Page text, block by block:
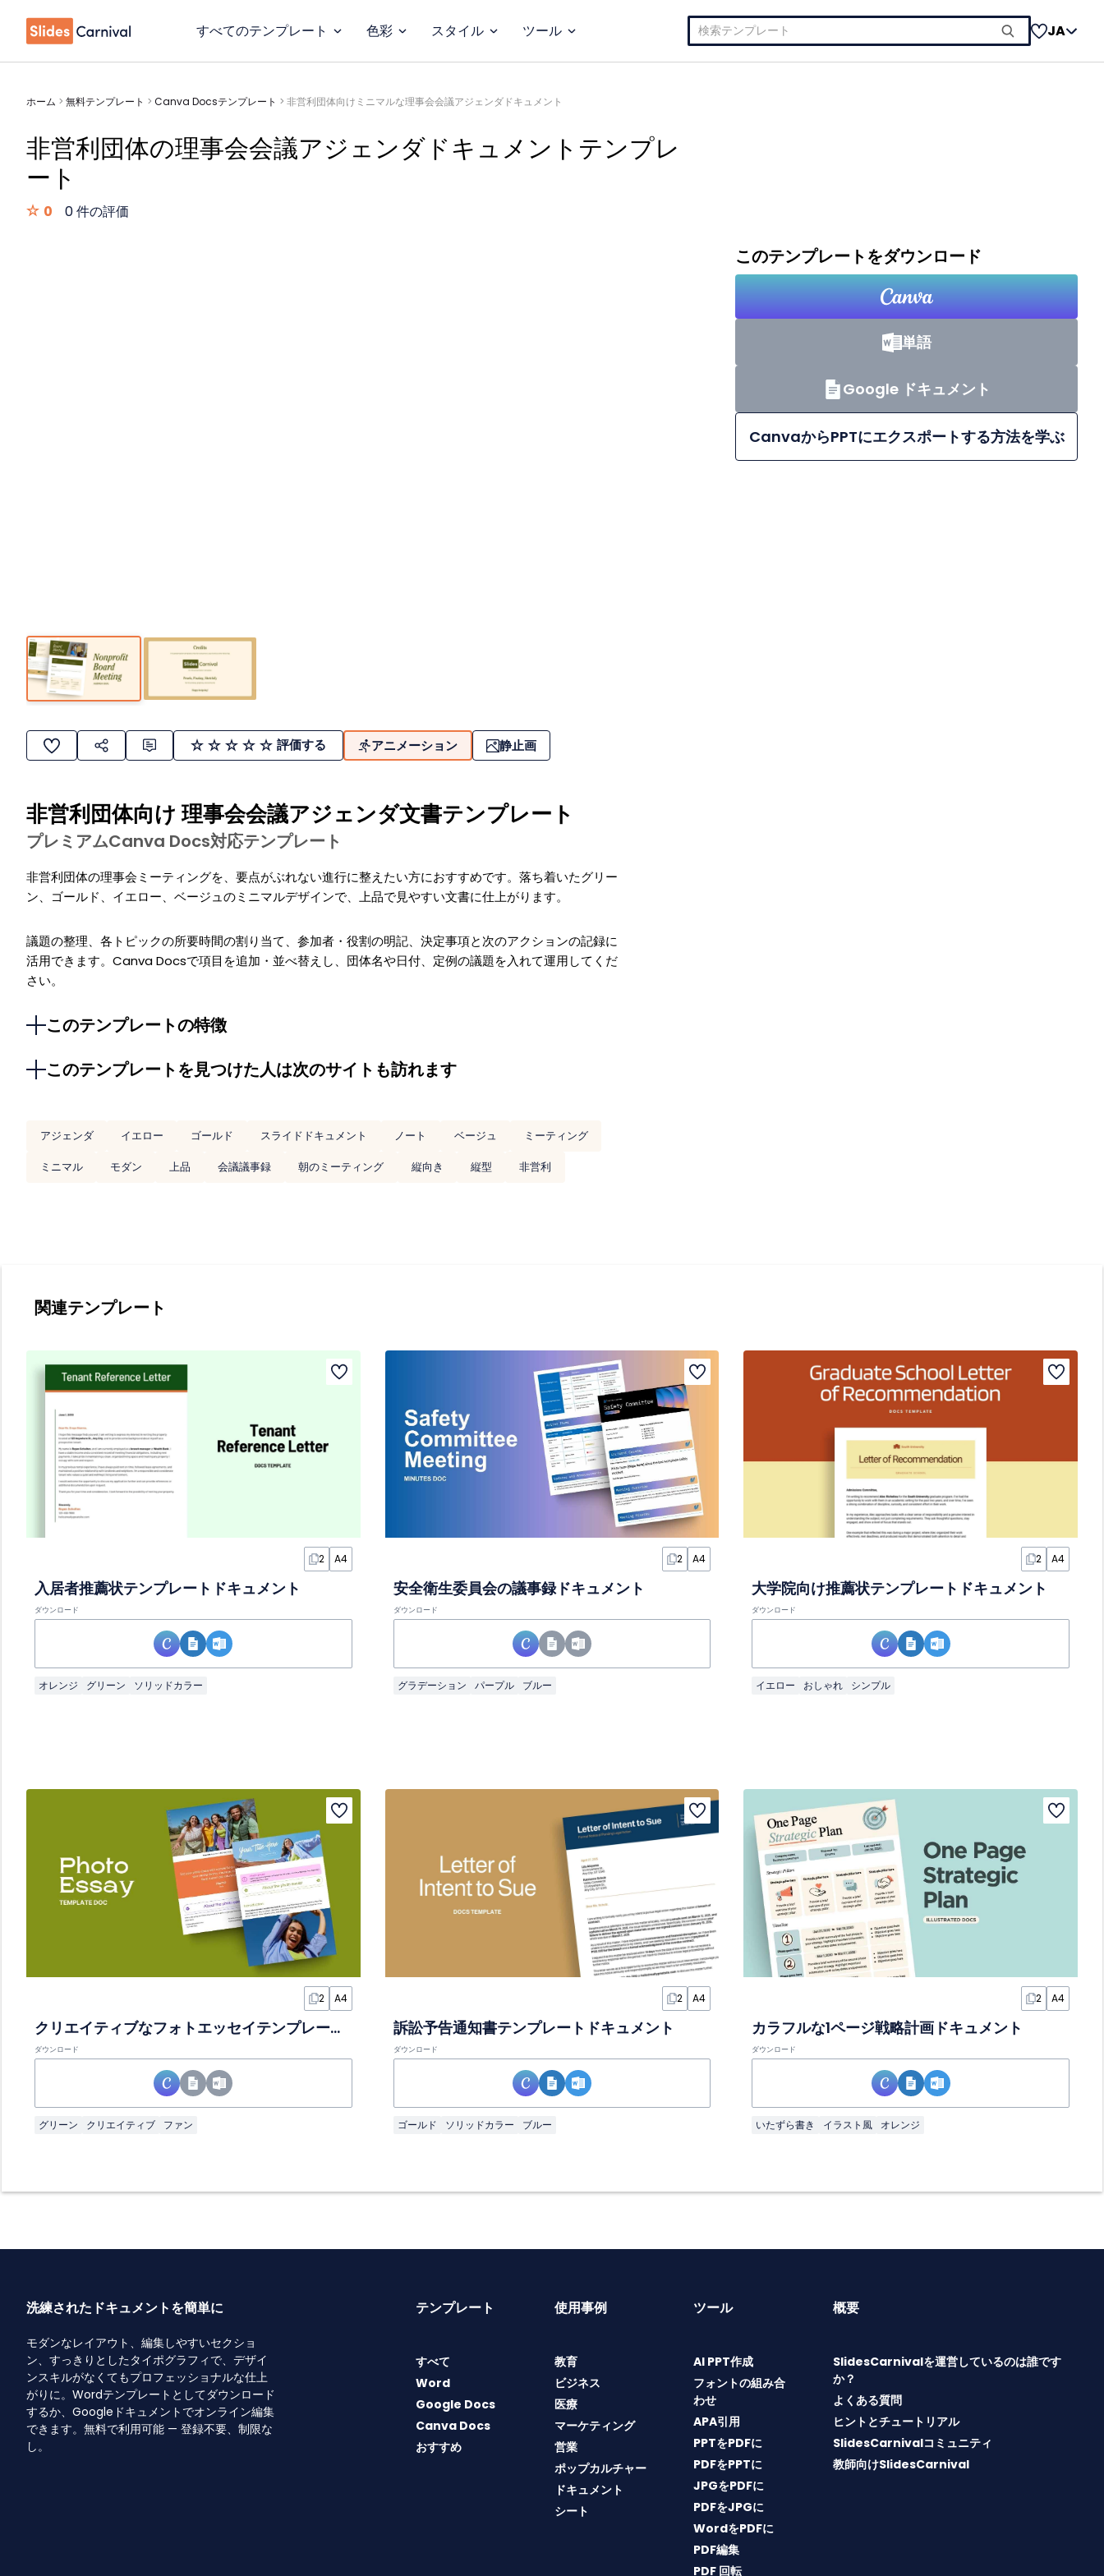
すべてのテンプレート 色彩 スタイル ツール
検
索:
JA
ホーム > 無料テンプレート > Canva Docsテンプレート > 非営利団体向けミニマルな理事会会議アジェンダドキュメント
非営利団体の理事会会議アジェンダドキュメントテンプレ
ート
0 0 件の評価
評価する アニメーション 静止画
非営利団体向け 理事会会議アジェンダ文書テンプレート
プレミアムCanva Docs対応テンプレート
非営利団体の理事会ミーティングを、要点がぶれない進行に整えたい方におすすめです。落ち着いたグリー
ン、ゴールド、イエロー、ベージュのミニマルデザインで、上品で見やすい文書に仕上がります。
議題の整理、各トピックの所要時間の割り当て、参加者・役割の明記、決定事項と次のアクションの記録に
活用できます。Canva Docsで項目を追加・並べ替えし、団体名や日付、定例の議題を入れて運用してくだ
さい。
このテンプレートの特徴
このテンプレートを見つけた人は次のサイトも訪れます
アジェンダ イエロー ゴールド スライドドキュメント ノート ベージュ
ミーティング
ミニマル
モダン 上品 会議議事録 朝のミーティング 縦向き 縦型 非営利
このテンプレートをダウンロード
単語
Google ドキュメント
CanvaからPPTにエクスポートする方法を学ぶ
関連テンプレート
2 A4
入居者推薦状テンプレートドキュメント
ダウンロード
オレンジ グリーン ソリッドカラー
2 A4
安全衛生委員会の議事録ドキュメント
ダウンロード
グラデーション パープル ブルー
2 A4
大学院向け推薦状テンプレートドキュメント
ダウンロード
イエロー おしゃれ シンプル
2 A4
クリエイティブなフォトエッセイテンプレートドキュメント
ダウンロード
グリーン クリエイティブ ファン
2 A4
訴訟予告通知書テンプレートドキュメント
ダウンロード
ゴールド ソリッドカラー ブルー
2 A4
カラフルな1ページ戦略計画ドキュメント
ダウンロード
いたずら書き イラスト風 オレンジ
洗練されたドキュメントを簡単に
モダンなレイアウト、編集しやすいセクショ
ン、すっきりとしたタイポグラフィで、デザイ
ンスキルがなくてもプロフェッショナルな仕上
がりに。Wordテンプレートとしてダウンロード
するか、Googleドキュメントでオンライン編集
できます。無料で利用可能 — 登録不要、制限な
し。
テンプレート
すべて
Word
Google Docs
Canva Docs
おすすめ
使用事例
教育
ビジネス
医療
マーケティング
営業
ポップカルチャー
ドキュメント
シート
ツール
AI PPT作成
フォントの組み合
わせ
APA引用
PPTをPDFに
PDFをPPTに
JPGをPDFに
PDFをJPGに
WordをPDFに
PDF編集
PDF 回転
概要
SlidesCarnivalを運営しているのは誰です
か？
よくある質問
ヒントとチュートリアル
SlidesCarnivalコミュニティ
教師向けSlidesCarnival